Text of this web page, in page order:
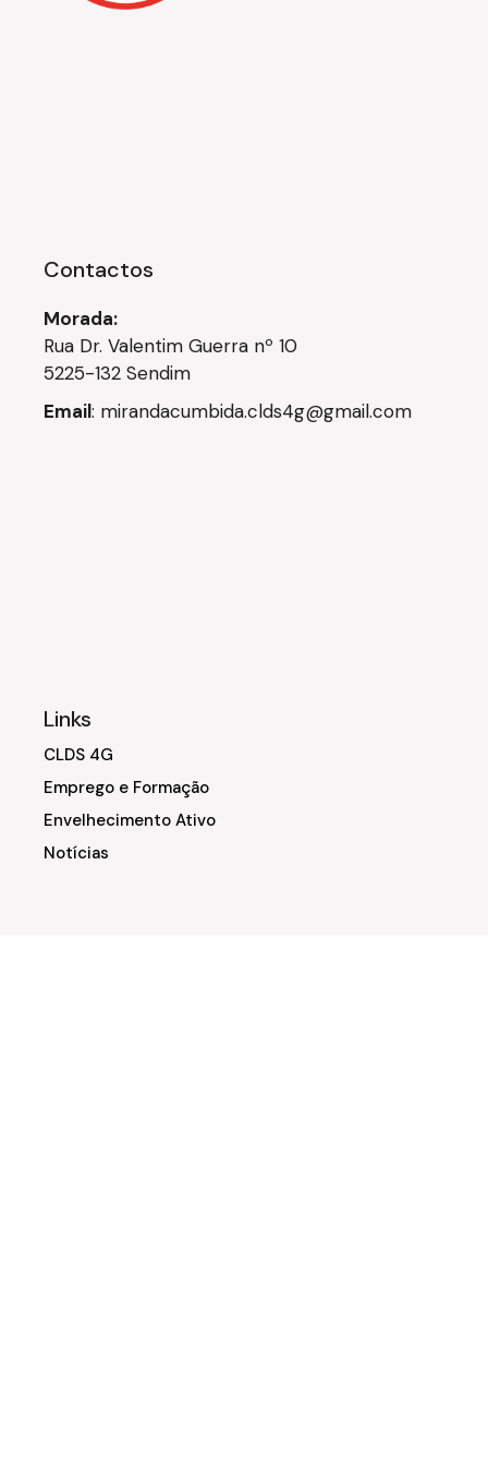
Contactos
Morada:
Rua Dr. Valentim Guerra nº 10
5225-132 Sendim
Email: mirandacumbida.clds4g@gmail.com
Links
CLDS 4G
Emprego e Formação
Envelhecimento Ativo
Notícias